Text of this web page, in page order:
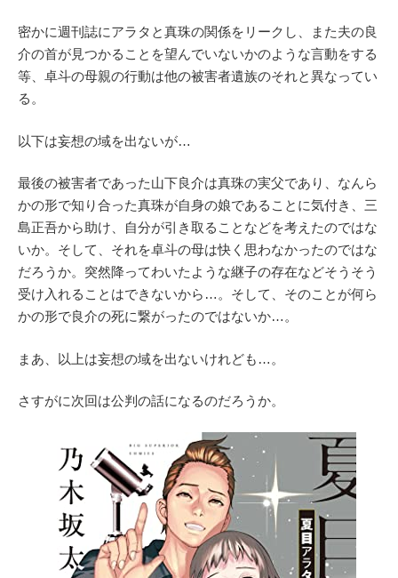
密かに週刊誌にアラタと真珠の関係をリークし、また夫の良
介の首が見つかることを望んでいないかのような言動をする
等、卓斗の母親の行動は他の被害者遺族のそれと異なってい
る。
以下は妄想の域を出ないが…
最後の被害者であった山下良介は真珠の実父であり、なんら
かの形で知り合った真珠が自身の娘であることに気付き、三
島正吾から助け、自分が引き取ることなどを考えたのではな
いか。そして、それを卓斗の母は快く思わなかったのではな
だろうか。突然降ってわいたような継子の存在などそうそう
受け入れることはできないから…。そして、そのことが何ら
かの形で良介の死に繋がったのではないか…。
まあ、以上は妄想の域を出ないけれども…。
さすがに次回は公判の話になるのだろうか。